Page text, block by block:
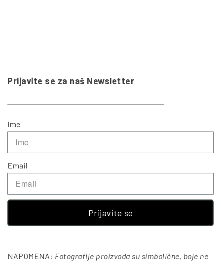
Prijavite se za naš Newsletter
Ime
Email
Prijavite se
NAPOMENA: Fotografije proizvoda su simbolične, boje ne